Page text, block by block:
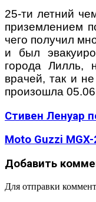
25-ти летний
приземлением
чего получил
и был
города Лилль,
врачей, так и
произошла
Стивен Ленуар
Moto Guzzi
Добавить
Для отправки